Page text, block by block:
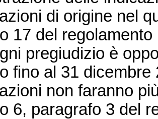
di origine nel
17 del
pregiudizio è
fino al 31
non faranno
6, paragrafo 3 del